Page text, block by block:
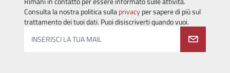
Consulta la nostra politica sullaprivacyper sapere di più sul
trattamento dei tuoi dati. Puoi disiscriverti quando vuoi.
INSERISCI LA TUA MAIL